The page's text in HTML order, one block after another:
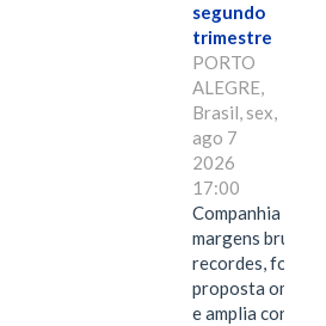
segundo
trimestre
PORTO
ALEGRE,
Brasil, sex,
ago 7
2026
17:00
Companhia
margens brutas
recordes,
proposta
e amplia